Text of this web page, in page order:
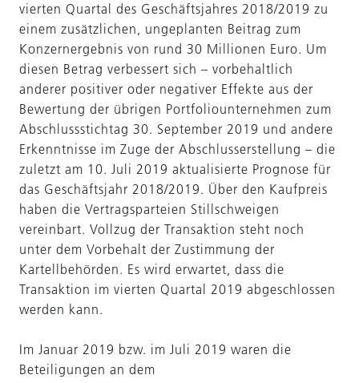
vierten Quartal des Geschäftsjahres 2018/2019 zu
einem zusätzlichen, ungeplanten Beitrag zum
Konzernergebnis von rund 30 Millionen Euro. Um
diesen Betrag verbessert sich – vorbehaltlich
anderer positiver oder negativer Effekte aus der
Bewertung der übrigen Portfoliounternehmen zum
Abschlussstichtag 30. September 2019 und andere
Erkenntnisse im Zuge der Abschlusserstellung – die
zuletzt am 10. Juli 2019 aktualisierte Prognose für
das Geschäftsjahr 2018/2019. Über den Kaufpreis
haben die Vertragsparteien Stillschweigen
vereinbart. Vollzug der Transaktion steht noch
unter dem Vorbehalt der Zustimmung der
Kartellbehörden. Es wird erwartet, dass die
Transaktion im vierten Quartal 2019 abgeschlossen
werden kann.
Im Januar 2019 bzw. im Juli 2019 waren die
Beteiligungen an dem